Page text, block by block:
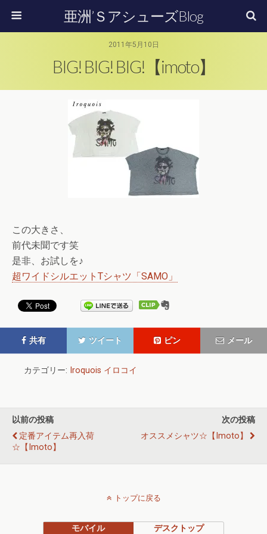
亜洲’ＳアシューズBlog
2011年5月10日
BIG! BIG! BIG!【imoto】
この大きさ、
前代未聞です笑
是非、お試しを♪
超ワイドシルエットTシャツ「SAMO」
共有 ツイート ピン メール
カテゴリー: Iroquois イロコイ
以前の投稿
定番アイテム再入荷
☆【imoto】
次の投稿
オススメシャツ☆【imoto】
トップに戻る
モバイル デスクトップ